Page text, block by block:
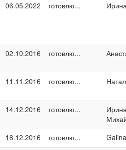
06.05.2022 готовлю...
02.10.2016 готовлю...
11.11.2016 готовлю...
14.12.2016 готовлю...
18.12.2016 готовлю...